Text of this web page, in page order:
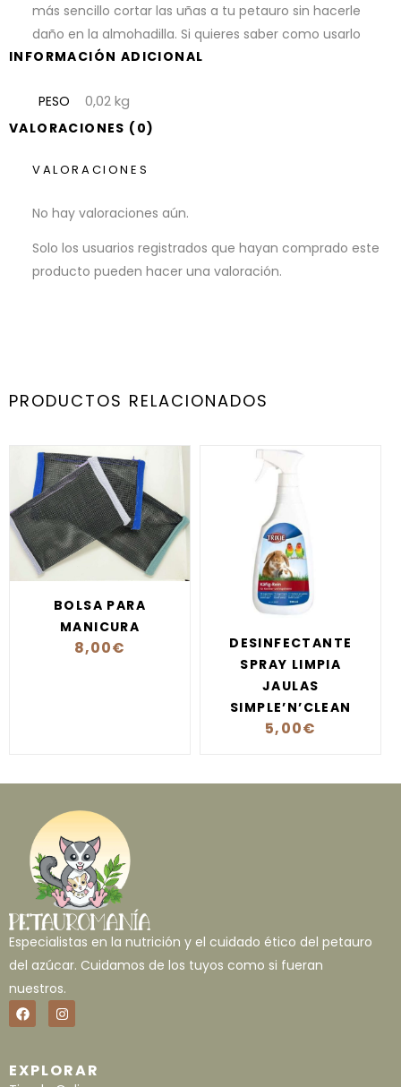
más sencillo cortar las uñas a tu petauro sin hacerle
daño en la almohadilla. Si quieres saber como usarlo
INFORMACIÓN ADICIONAL
PESO 0,02 kg
VALORACIONES (0)
VALORACIONES
No hay valoraciones aún.
Solo los usuarios registrados que hayan comprado este
producto pueden hacer una valoración.
PRODUCTOS RELACIONADOS
BOLSA PARA
MANICURA
8,00€
DESINFECTANTE
SPRAY LIMPIA
JAULAS
SIMPLE’N’CLEAN
5,00€
Especialistas en la nutrición y el cuidado ético del petauro
del azúcar. Cuidamos de los tuyos como si fueran
nuestros.
EXPLORAR